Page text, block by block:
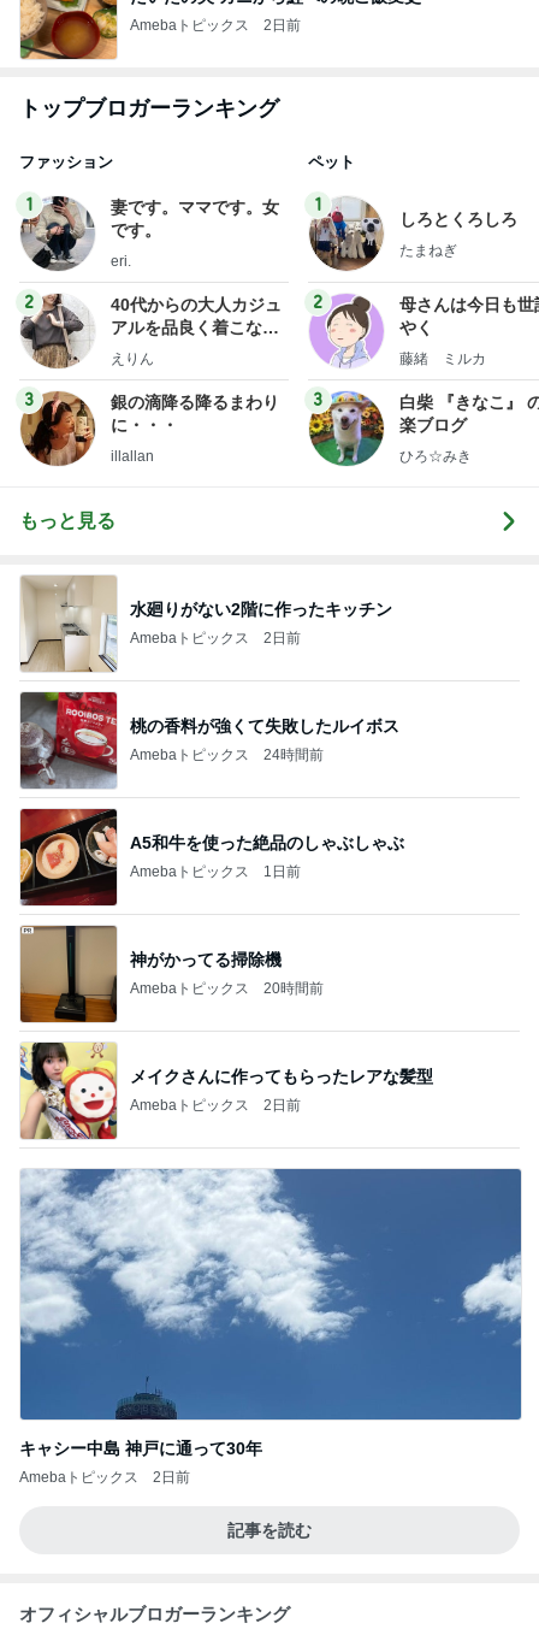
Amebaトピックス 2日前
トップブロガーランキング
ファッション
1
妻です。ママです。女
です。
eri.
2
40代からの大人カジュ
アルを品良く着こなす
ファッションブログ
えりん
3
銀の滴降る降るまわり
に・・・
illallan
ペット
1
しろとくろしろ
たまねぎ
2
母さんは今日も世
やく
藤緒 ミルカ
3
白柴 『きなこ』
楽ブログ
ひろ☆みき
もっと見る
水廻りがない2階に作ったキッチン
Amebaトピックス 2日前
桃の香料が強くて失敗したルイボス
Amebaトピックス 24時間前
A5和牛を使った絶品のしゃぶしゃぶ
Amebaトピックス 1日前
神がかってる掃除機
Amebaトピックス 20時間前
メイクさんに作ってもらったレアな髪型
Amebaトピックス 2日前
キャシー中島 神戸に通って30年
Amebaトピックス 2日前
記事を読む
オフィシャルブロガーランキング